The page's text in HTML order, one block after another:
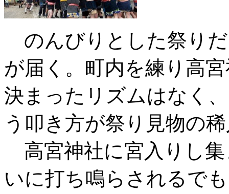
のんびりとした祭り
が届く。町内を練り高
決まったリズムはなく
う叩き方が祭り見物の
高宮神社に宮入りし
いに打ち鳴らされるで